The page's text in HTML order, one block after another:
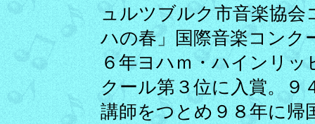
ュルツブルク市音楽協会
ハの春」国際音楽コンク
６年ヨハｍ・ハインリッ
クール第３位に入賞。９
講師をつとめ９８年に帰